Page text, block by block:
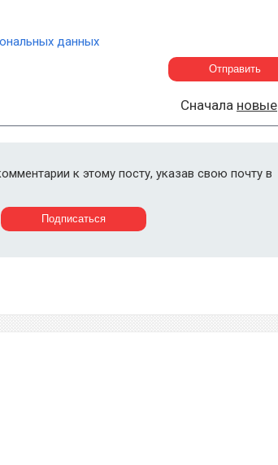
данных
Сначала новые
к этому посту, указав свою почту в